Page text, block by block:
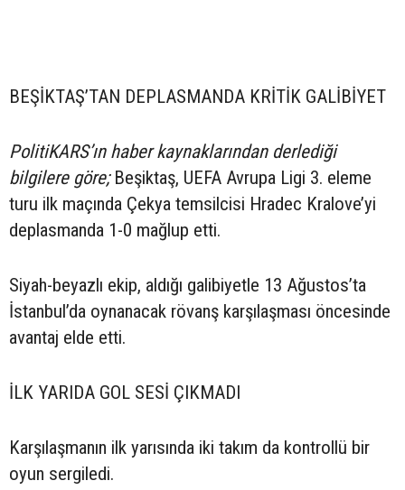
BEŞİKTAŞ’TAN DEPLASMANDA KRİTİK GALİBİYET
PolitiKARS’ın haber kaynaklarından derlediği
bilgilere göre;Beşiktaş, UEFA Avrupa Ligi 3. eleme
turu ilk maçında Çekya temsilcisi Hradec Kralove’yi
deplasmanda 1-0 mağlup etti.
Siyah-beyazlı ekip, aldığı galibiyetle 13 Ağustos’ta
İstanbul’da oynanacak rövanş karşılaşması öncesinde
avantaj elde etti.
İLK YARIDA GOL SESİ ÇIKMADI
Karşılaşmanın ilk yarısında iki takım da kontrollü bir
oyun sergiledi.